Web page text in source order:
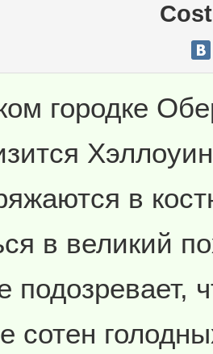
городке
в
в великий
подозревает,
сотен